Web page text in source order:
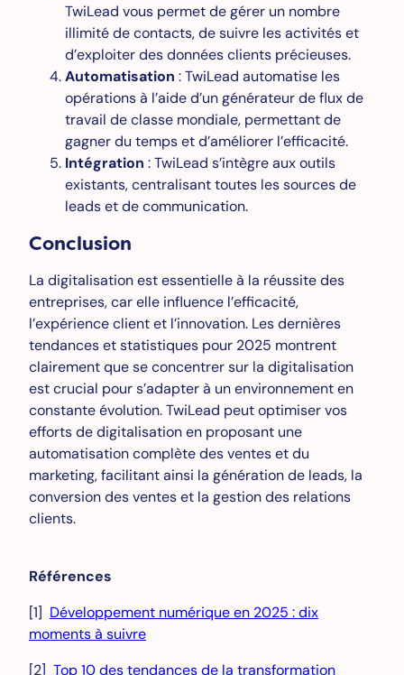
TwiLead vous permet de gérer un nombre
illimité de contacts, de suivre les activités et
d’exploiter des données clients précieuses.
Automatisation : TwiLead automatise les
opérations à l’aide d’un générateur de flux de
travail de classe mondiale, permettant de
gagner du temps et d’améliorer l’efficacité.
Intégration : TwiLead s’intègre aux outils
existants, centralisant toutes les sources de
leads et de communication.
Conclusion
La digitalisation est essentielle à la réussite des
entreprises, car elle influence l’efficacité,
l’expérience client et l’innovation. Les dernières
tendances et statistiques pour 2025 montrent
clairement que se concentrer sur la digitalisation
est crucial pour s’adapter à un environnement en
constante évolution. TwiLead peut optimiser vos
efforts de digitalisation en proposant une
automatisation complète des ventes et du
marketing, facilitant ainsi la génération de leads, la
conversion des ventes et la gestion des relations
clients.
Références
[1] Développement numérique en 2025 : dix
moments à suivre
[2] Top 10 des tendances de la transformation